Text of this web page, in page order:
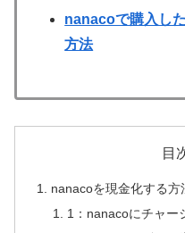
nanacoで購入し
方法
目
nanacoを現金化する方
1：nanacoにチャー